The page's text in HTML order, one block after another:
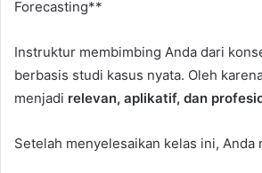
Forecasting**
Instruktur membimbing Anda dari
berbasis studi kasus nyata. Oleh
menjadi relevan, aplikatif, dan
Setelah menyelesaikan kelas ini, Anda